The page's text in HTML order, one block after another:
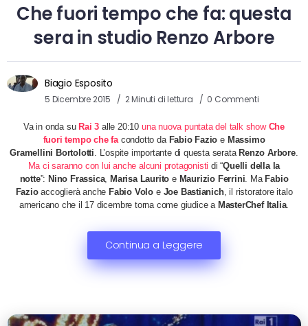
Che fuori tempo che fa: questa
sera in studio Renzo Arbore
Biagio Esposito
5 Dicembre 2015 2 Minuti di lettura 0 Commenti
Va in onda su Rai 3 alle 20:10 una nuova puntata del talk show Che
fuori tempo che fa condotto da Fabio Fazio e Massimo
Gramellini Bortolotti. L’ospite importante di questa serata Renzo Arbore​.
Ma ci saranno con lui anche alcuni protagonisti di “Quelli della la
notte”: Nino Frassica, Marisa Laurito e Maurizio Ferrini. Ma Fabio
Fazioaccoglierà anche Fabio Volo e Joe Bastianich, il ristoratore italo
americano che il 17 dicembre torna come giudice a MasterChef Italia.
Continua a Leggere